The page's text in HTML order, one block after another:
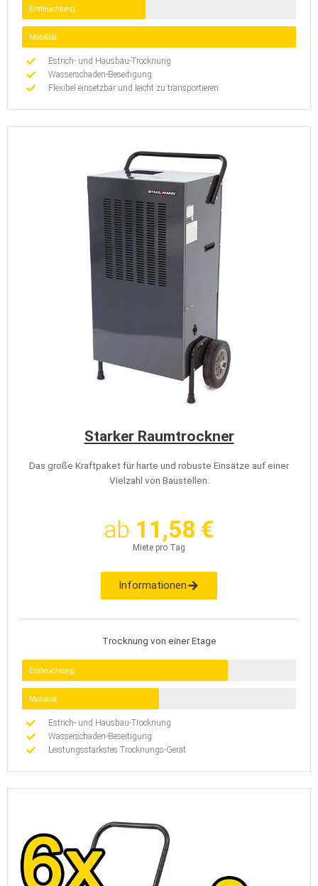
Entfeuchtung
Mobilität
Estrich- und Hausbau-Trocknung
Wasserschaden-Beseitigung
Flexibel einsetzbar und leicht zu transportieren
Starker Raumtrockner
Das große Kraftpaket für harte und robuste Einsätze auf einer
Vielzahl von Baustellen.
ab 11,58 €
Miete pro Tag
Informationen
Trocknung von einer Etage
Entfeuchtung
Mobilität
Estrich- und Hausbau-Trocknung
Wasserschaden-Beseitigung
Leistungsstärkstes Trocknungs-Gerät